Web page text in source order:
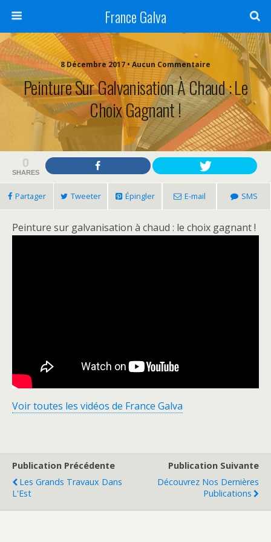
France Galva
8 Décembre 2017 • Aucun Commentaire
Peinture Sur Galvanisation À Chaud : Le
Choix Gagnant !
0
SHARES
Partager Tweeter Épingler E-mail SMS
Peinture sur galvanisation à chaud : le choix gagnant !
Voir toutes les vidéos de France Galva
Publication Précédente
Les Grands Travaux Dans
L'Est
Publication Suivante
Découvrez Nos Dernières
Publications